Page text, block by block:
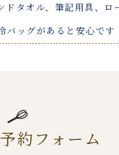
ドタオル、筆記用具、ロ
バッグがあると安心です
約フォーム